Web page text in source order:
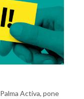
Activa, pone